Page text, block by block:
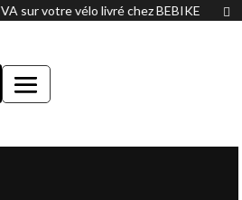
sur votre vélo livré chez BEBIKE 